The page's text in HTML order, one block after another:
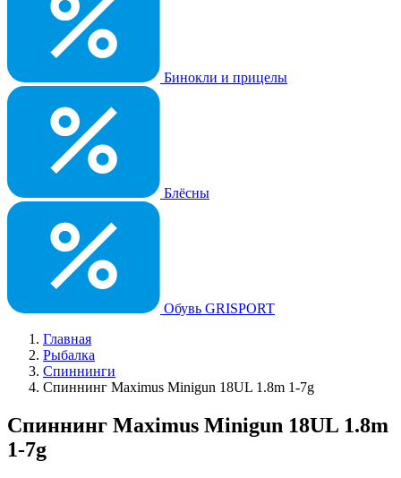
Бинокли и прицелы
Блёсны
Обувь GRISPORT
Главная
Рыбалка
Спиннинги
Спиннинг Maximus Minigun 18UL 1.8m 1-7g
Спиннинг Maximus Minigun 18UL 1.8m
1-7g